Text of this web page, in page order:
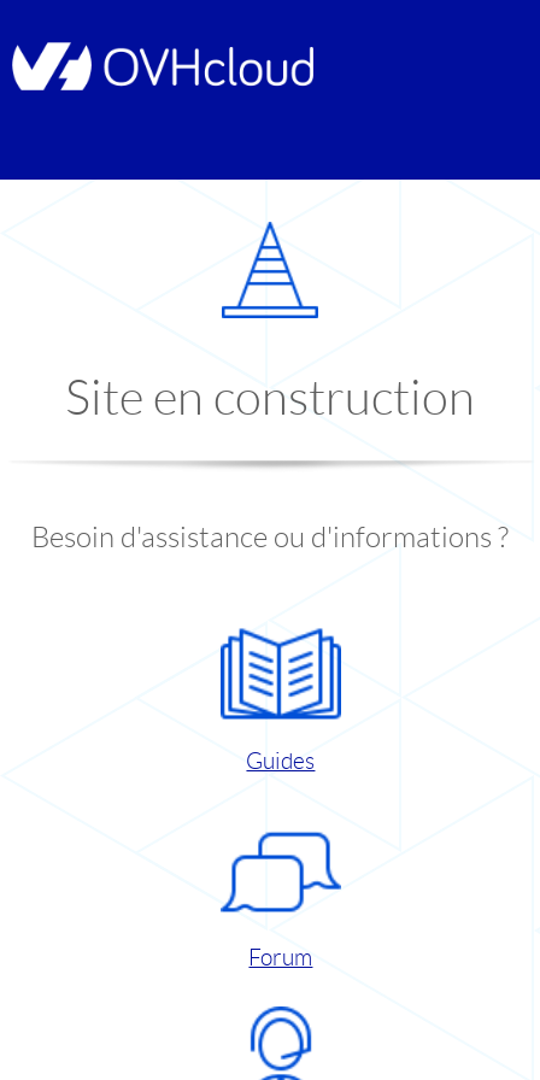
Site en construction
Besoin d'assistance ou d'informations ?
Guides
Forum